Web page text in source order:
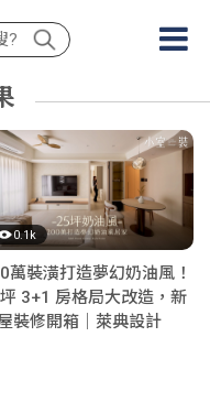
0.1k
萬裝潢打造夢幻奶油風！
3+1 房格局大改造，新
裝修開箱｜萊典設計